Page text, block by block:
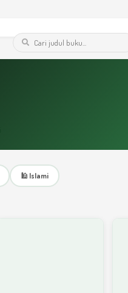
🕌 Islami